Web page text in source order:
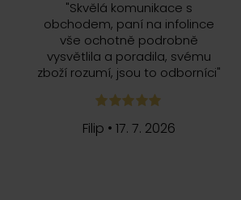
"Skvělá komunikace s
obchodem, paní na infolince
vše ochotně podrobně
vysvětlila a poradila, svému
zboží rozumí, jsou to odborníci"
Filip • 17. 7. 2026